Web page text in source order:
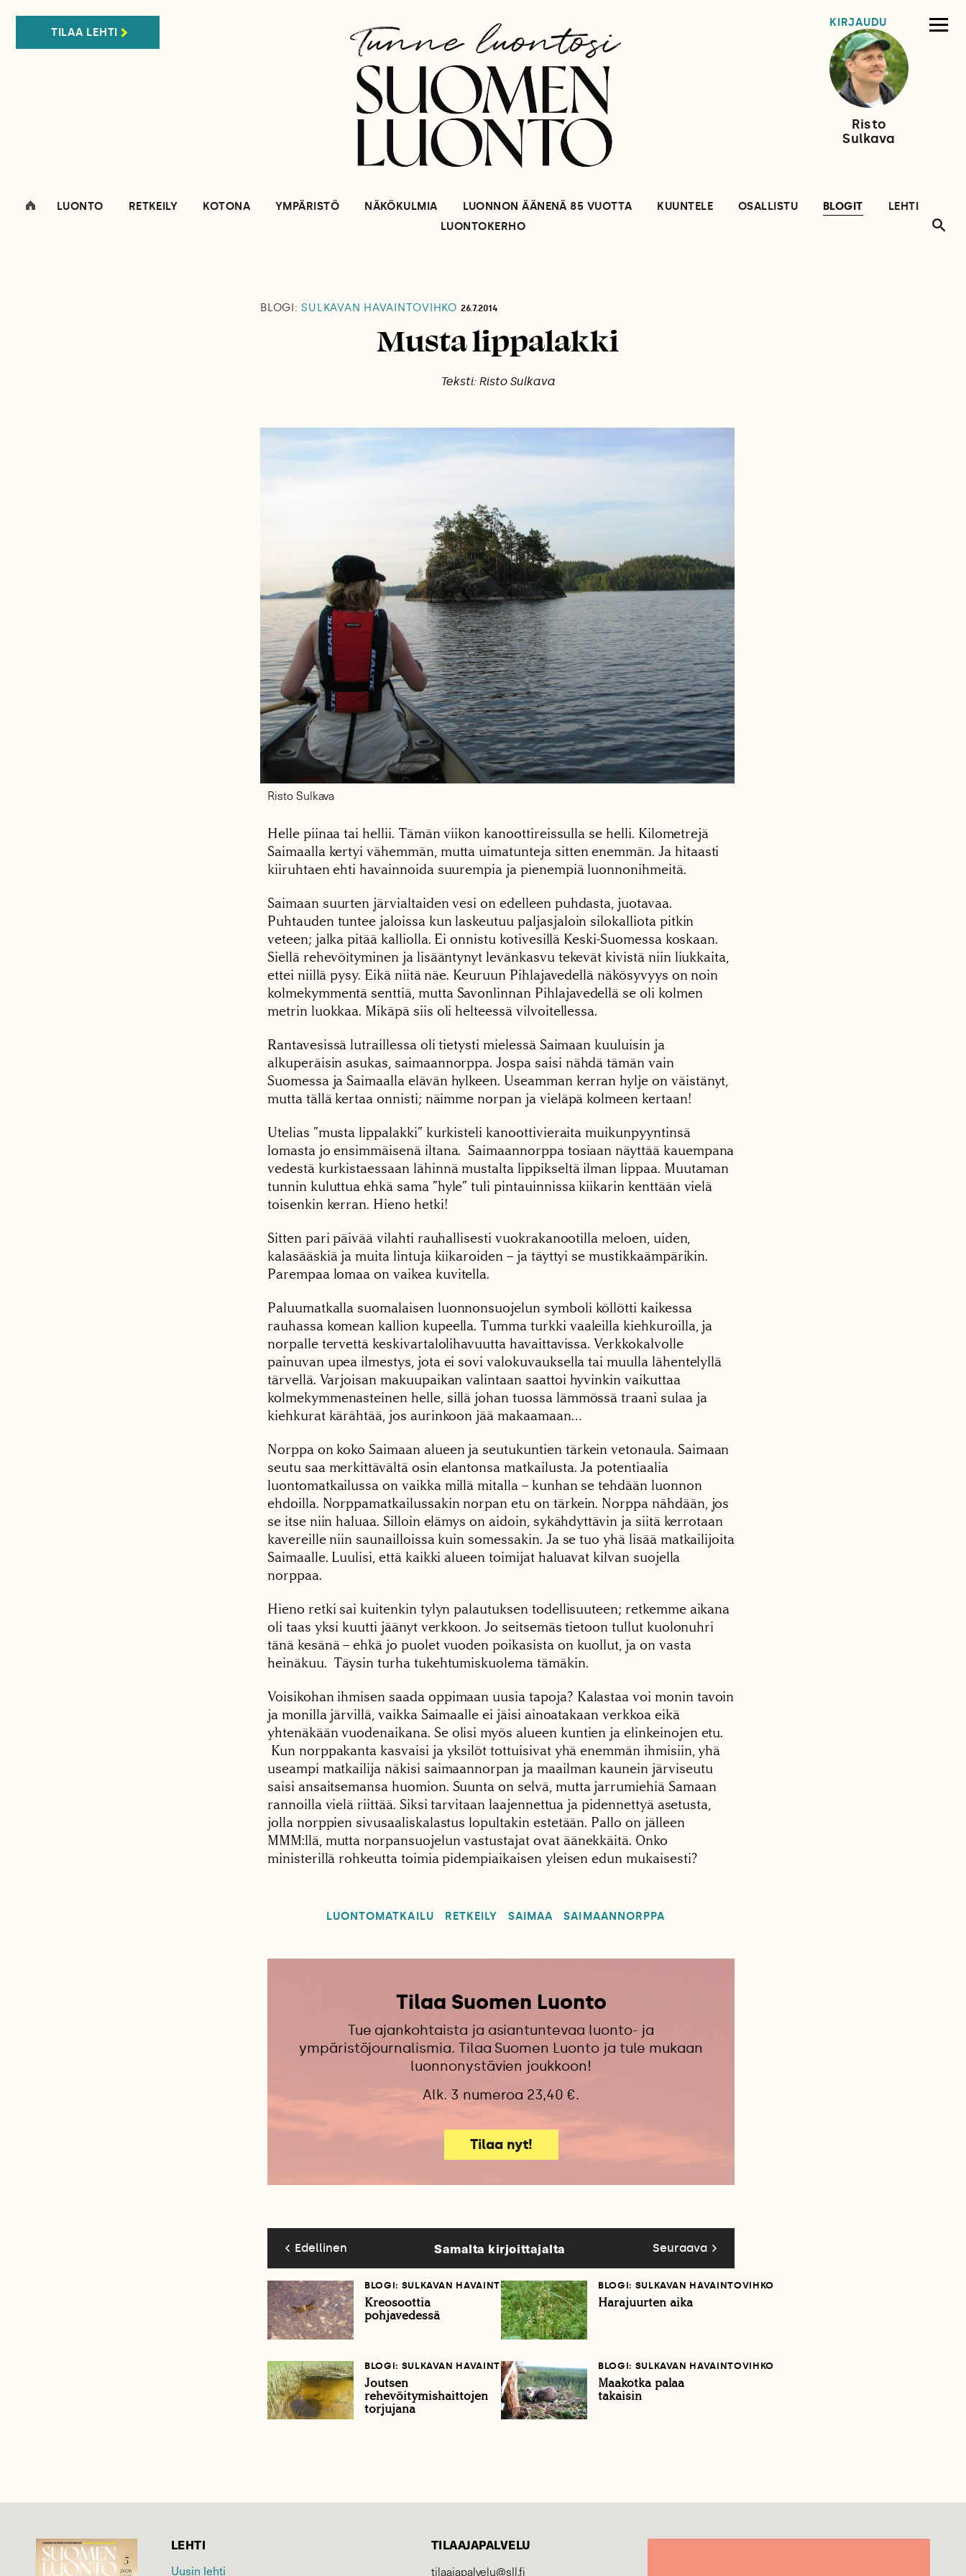
TILAA LEHTI
KIRJAUDU
LUONTO RETKEILY KOTONA YMPÄRISTÖ NÄKÖKULMIA LUONNON ÄÄNENÄ 85 VUOTTA KUUNTELE OSALLISTU BLOGIT
LEHTI
LUONTOKERHO
Risto
Sulkava
BLOGI: SULKAVAN HAVAINTOVIHKO 26.7.2014
Musta lippalakki
Teksti: Risto Sulkava
Risto Sulkava
Helle piinaa tai hellii. Tämän viikon kanoottireissulla se helli. Kilometrejä
Saimaalla kertyi vähemmän, mutta uimatunteja sitten enemmän. Ja hitaasti
kiiruhtaen ehti havainnoida suurempia ja pienempiä luonnonihmeitä.
Saimaan suurten järvialtaiden vesi on edelleen puhdasta, juotavaa.
Puhtauden tuntee jaloissa kun laskeutuu paljasjaloin silokalliota pitkin
veteen; jalka pitää kalliolla. Ei onnistu kotivesillä Keski-Suomessa koskaan.
Siellä rehevöityminen ja lisääntynyt levänkasvu tekevät kivistä niin liukkaita,
ettei niillä pysy. Eikä niitä näe. Keuruun Pihlajavedellä näkösyvyys on noin
kolmekymmentä senttiä, mutta Savonlinnan Pihlajavedellä se oli kolmen
metrin luokkaa. Mikäpä siis oli helteessä vilvoitellessa.
Rantavesissä lutraillessa oli tietysti mielessä Saimaan kuuluisin ja
alkuperäisin asukas, saimaannorppa. Jospa saisi nähdä tämän vain
Suomessa ja Saimaalla elävän hylkeen. Useamman kerran hylje on väistänyt,
mutta tällä kertaa onnisti; näimme norpan ja vieläpä kolmeen kertaan!
Utelias ”musta lippalakki” kurkisteli kanoottivieraita muikunpyyntinsä
lomasta jo ensimmäisenä iltana. Saimaannorppa tosiaan näyttää kauempana
vedestä kurkistaessaan lähinnä mustalta lippikseltä ilman lippaa. Muutaman
tunnin kuluttua ehkä sama ”hyle” tuli pintauinnissa kiikarin kenttään vielä
toisenkin kerran. Hieno hetki!
Sitten pari päivää vilahti rauhallisesti vuokrakanootilla meloen, uiden,
kalasääskiä ja muita lintuja kiikaroiden – ja täyttyi se mustikkaämpärikin.
Parempaa lomaa on vaikea kuvitella.
Paluumatkalla suomalaisen luonnonsuojelun symboli köllötti kaikessa
rauhassa komean kallion kupeella. Tumma turkki vaaleilla kiehkuroilla, ja
norpalle tervettä keskivartalolihavuutta havaittavissa. Verkkokalvolle
painuvan upea ilmestys, jota ei sovi valokuvauksella tai muulla lähentelyllä
tärvellä. Varjoisan makuupaikan valintaan saattoi hyvinkin vaikuttaa
kolmekymmenasteinen helle, sillä johan tuossa lämmössä traani sulaa ja
kiehkurat kärähtää, jos aurinkoon jää makaamaan…
Norppa on koko Saimaan alueen ja seutukuntien tärkein vetonaula. Saimaan
seutu saa merkittävältä osin elantonsa matkailusta. Ja potentiaalia
luontomatkailussa on vaikka millä mitalla – kunhan se tehdään luonnon
ehdoilla. Norppamatkailussakin norpan etu on tärkein. Norppa nähdään, jos
se itse niin haluaa. Silloin elämys on aidoin, sykähdyttävin ja siitä kerrotaan
kavereille niin saunailloissa kuin somessakin. Ja se tuo yhä lisää matkailijoita
Saimaalle. Luulisi, että kaikki alueen toimijat haluavat kilvan suojella
norppaa.
Hieno retki sai kuitenkin tylyn palautuksen todellisuuteen; retkemme aikana
oli taas yksi kuutti jäänyt verkkoon. Jo seitsemäs tietoon tullut kuolonuhri
tänä kesänä – ehkä jo puolet vuoden poikasista on kuollut, ja on vasta
heinäkuu. Täysin turha tukehtumiskuolema tämäkin.
Voisikohan ihmisen saada oppimaan uusia tapoja? Kalastaa voi monin tavoin
ja monilla järvillä, vaikka Saimaalle ei jäisi ainoatakaan verkkoa eikä
yhtenäkään vuodenaikana. Se olisi myös alueen kuntien ja elinkeinojen etu.
Kun norppakanta kasvaisi ja yksilöt tottuisivat yhä enemmän ihmisiin, yhä
useampi matkailija näkisi saimaannorpan ja maailman kaunein järviseutu
saisi ansaitsemansa huomion. Suunta on selvä, mutta jarrumiehiä Samaan
rannoilla vielä riittää. Siksi tarvitaan laajennettua ja pidennettyä asetusta,
jolla norppien sivusaaliskalastus lopultakin estetään. Pallo on jälleen
MMM:llä, mutta norpansuojelun vastustajat ovat äänekkäitä. Onko
ministerillä rohkeutta toimia pidempiaikaisen yleisen edun mukaisesti?
LUONTOMATKAILU RETKEILY SAIMAA SAIMAANNORPPA
Tilaa Suomen Luonto
Tue ajankohtaista ja asiantuntevaa luonto- ja
ympäristöjournalismia. Tilaa Suomen Luonto ja tule mukaan
luonnonystävien joukkoon!
Alk. 3 numeroa 23,40 €.
Tilaa nyt!
Edellinen Samalta kirjoittajalta Seuraava
BLOGI: SULKAVAN HAVAINTOVIHKO
Kreosoottia
pohjavedessä
BLOGI: SULKAVAN HAVAINTOVIHKO
Harajuurten aika
BLOGI: SULKAVAN HAVAINTOVIHKO
Joutsen
rehevöitymishaittojen
torjujana
BLOGI: SULKAVAN HAVAINTOVIHKO
Maakotka palaa
takaisin
LEHTI
Uusin lehti
TILAAJAPALVELU
tilaajapalvelu@sll.fi